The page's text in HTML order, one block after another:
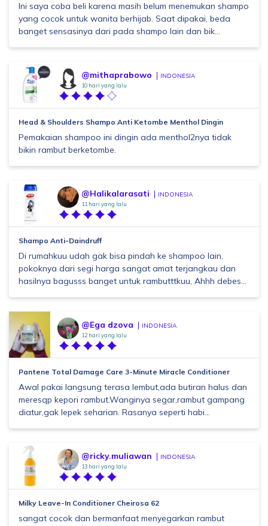
Ini saya coba beli karena masih belum menemukan shampo
yang cocok untuk wanita berhijab. Saat dipakai, beda
banget sensasinya dari pada shampo lain dan bik...
@mithaprabowo INDONESIA
10 hari yang lalu
Head & Shoulders Shampo Anti Ketombe Menthol Dingin
Pemakaian shampoo ini dingin ada menthol2nya tidak
bikin rambut berketombe.
@Halikalarasati INDONESIA
11 hari yang lalu
Shampo Anti-Daindruff
Di rumahkuu udah gak bisa pindah ke shampoo lain,
pokoknya dari segi harga sangat amat terjangkau dan
hasilnya bagusss banget untuk rambutttkuu, Ahhh debes...
@Ega dzova INDONESIA
12 hari yang lalu
Pantene Total Damage Care 3-Minute Miracle Conditioner
Awal pakai langsung terasa lembut,ada butiran halus dan
meresqp kepori rambut.Wanginya segar,rambut gampang
diatur,gak lepek seharian. Rasanya seperti habi...
@ricky.muliawan INDONESIA
13 hari yang lalu
Milky Leave-In Conditioner Cheirosa 62
sangat cocok dan bermanfaat menyegarkan rambut